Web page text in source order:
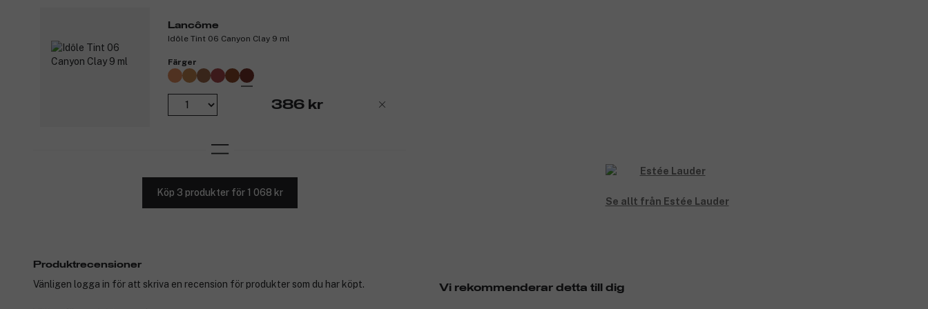
Lancôme
Idôle Tint 06 Canyon Clay 9 ml
Färger
386 kr
Köp 3 produkter för 1 068 kr
Se allt från Estée Lauder
Vi rekommenderar detta till dig
Produktrecensioner
Vänligen logga in för att skriva en recension för produkter som du har köpt.